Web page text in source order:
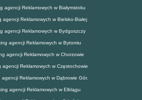
agencji Reklamowych w Białymstoku
agencji Reklamowych w Bielsko-Białej
agencji Reklamowych w Bydgoszczy
agencji Reklamowych w Bytomiu
agencji Reklamowych w Chorzowie
agencji Reklamowych w Częstochowie
agencji Reklamowych w Dąbrowie Gór.
agencji Reklamowych w Elblągu